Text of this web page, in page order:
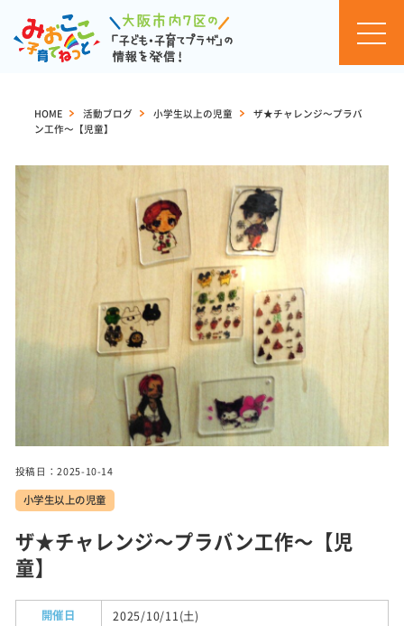
カレ
ンダ
実施
トピ
ス
施設
紹介
HOME > 活動ブログ > 小学生以上の児童 >
ザ★チャレンジ～プラバ
ン工作～【児童】
投稿日：2025-10-14
小学生以上の児童
ザ★チャレンジ～プラバン工作～【児
童】
開催日
2025/10/11(土)